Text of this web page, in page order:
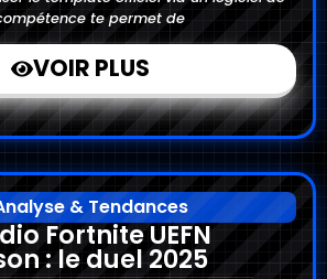
te permet de
VOIR PLUS
& Tendances
Fortnite UEFN
: le duel 2025